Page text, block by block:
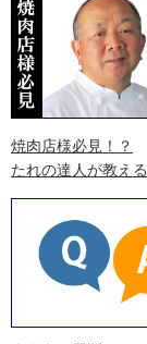
焼肉店様必見！？
たれの達人が教える